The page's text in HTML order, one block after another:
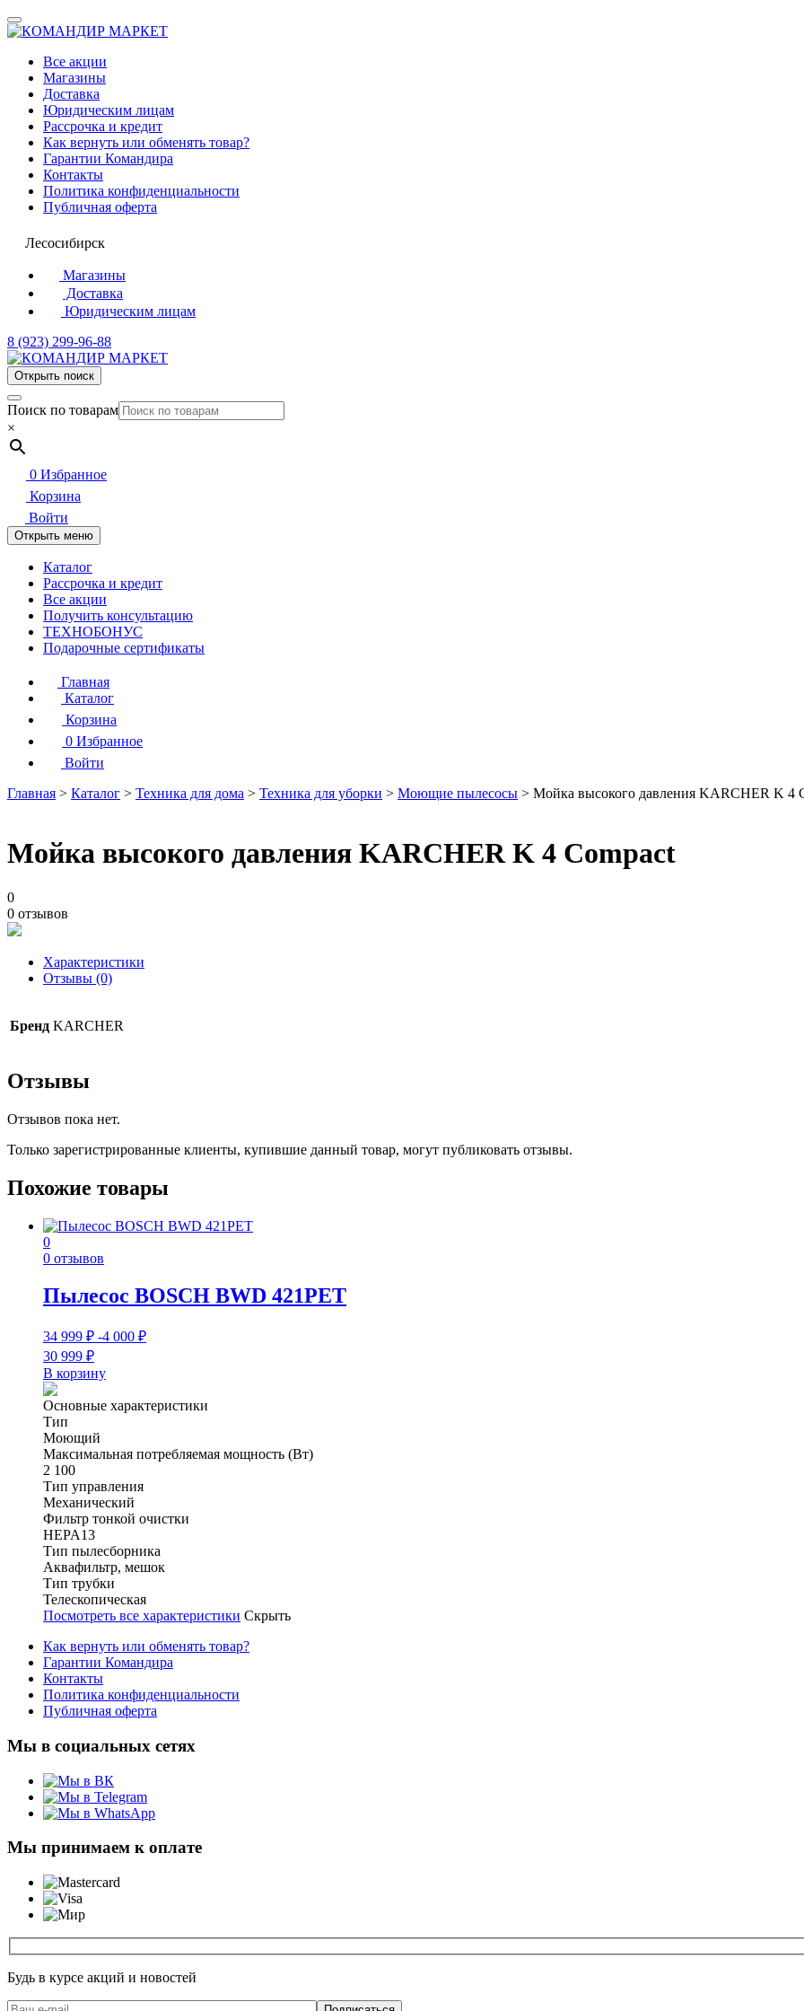
Все акции
Магазины
Доставка
Юридическим лицам
Рассрочка и кредит
Как вернуть или обменять товар?
Гарантии Командира
Контакты
Политика конфиденциальности
Публичная оферта
Лесосибирск
Магазины
Доставка
Юридическим лицам
8 (923) 299-96-88
Открыть поиск
Поиск по товарам
×
0 Избранное
Корзина
Войти
Открыть меню
Каталог
Рассрочка и кредит
Все акции
Получить консультацию
ТЕХНОБОНУС
Подарочные сертификаты
Главная
Каталог
Корзина
0 Избранное
Войти
Главная > Каталог > Техника для дома > Техника для уборки > Моющие пылесосы > Мойка высокого давления KARCHER K 4
Мойка высокого давления KARCHER K 4 Compact
0
0 отзывов
Характеристики
Отзывы (0)
Бренд KARCHER
Отзывы
Отзывов пока нет.
Только зарегистрированные клиенты, купившие данный товар, могут публиковать отзывы.
Похожие товары
0
0 отзывов
Пылесос BOSCH BWD 421PET
34 999 ₽ -4 000 ₽
30 999 ₽
В корзину
Основные характеристики
Тип
Моющий
Максимальная потребляемая мощность (Вт)
2 100
Тип управления
Механический
Фильтр тонкой очистки
HEPA13
Тип пылесборника
Аквафильтр, мешок
Тип трубки
Телескопическая
Посмотреть все характеристики Скрыть
Как вернуть или обменять товар?
Гарантии Командира
Контакты
Политика конфиденциальности
Публичная оферта
Мы в социальных сетях
Мы принимаем к оплате
Будь в курсе акций и новостей